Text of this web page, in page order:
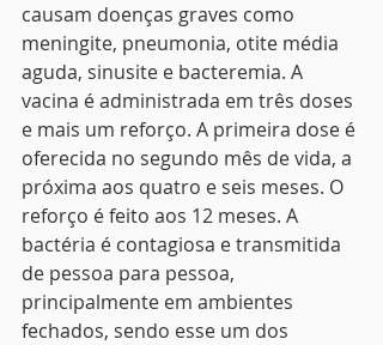
causam doenças graves como
meningite, pneumonia, otite média
aguda, sinusite e bacteremia. A
vacina é administrada em três doses
e mais um reforço. A primeira dose é
oferecida no segundo mês de vida, a
próxima aos quatro e seis meses. O
reforço é feito aos 12 meses. A
bactéria é contagiosa e transmitida
de pessoa para pessoa,
principalmente em ambientes
fechados, sendo esse um dos